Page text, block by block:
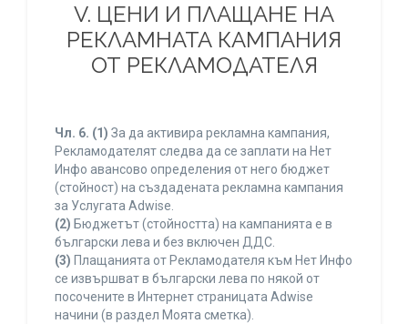
V. ЦЕНИ И ПЛАЩАНЕ НА
РЕКЛАМНАТА КАМПАНИЯ
ОТ РЕКЛАМОДАТЕЛЯ
Чл. 6. (1) За да активира рекламна кампания,
Рекламодателят следва да се заплати на Нет
Инфо авансово определения от него бюджет
(стойност) на създадената рекламна кампания
за Услугата Adwise.
(2) Бюджетът (стойността) на кампанията е в
български лева и без включен ДДС.
(3) Плащанията от Рекламодателя към Нет Инфо
се извършват в български лева по някой от
посочените в Интернет страницата Adwise
начини (в раздел Моята сметка).